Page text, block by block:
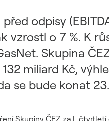
řetězec / ESG dotazník
před odpisy
vzrostl o 7 %. K
Skupina
132 miliard Kč,
se bude konat
Skupiny ČEZ za I.